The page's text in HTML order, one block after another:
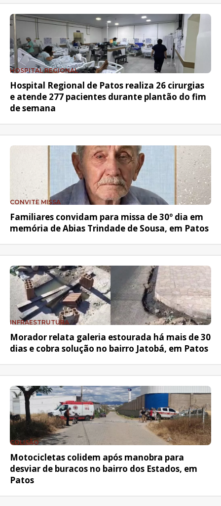
HOSPITAL REGIONAL
Hospital Regional de Patos realiza 26 cirurgias
e atende 277 pacientes durante plantão do fim
de semana
CONVITE MISSA
Familiares convidam para missa de 30º dia em
memória de Abias Trindade de Sousa, em Patos
INFRAESTRUTURA
Morador relata galeria estourada há mais de 30
dias e cobra solução no bairro Jatobá, em Patos
COLISÃO
Motocicletas colidem após manobra para
desviar de buracos no bairro dos Estados, em
Patos